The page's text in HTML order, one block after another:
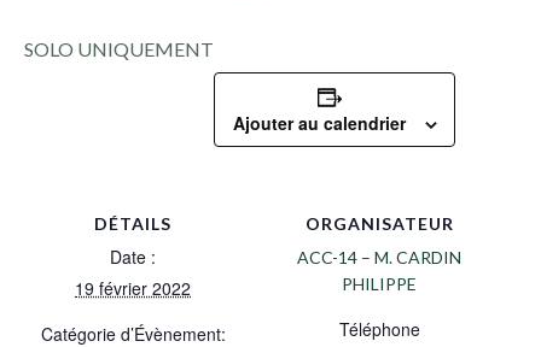
SOLO UNIQUEMENT
Ajouter au calendrier
DÉTAILS
Date :
19 février 2022
Catégorie d’Évènement:
ORGANISATEUR
ACC-14 – M. CARDIN
PHILIPPE
Téléphone